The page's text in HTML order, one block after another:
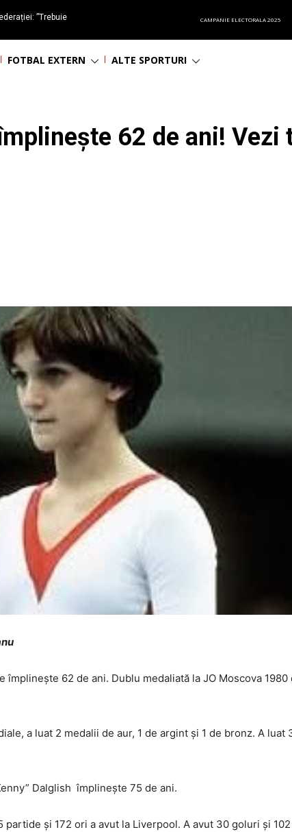
”Trebuie
CAMPANIE ELECTORALA 2025
FOTBAL EXTERN ALTE SPORTURI
62 de ani! Vezi
62 de ani. Dublu medaliată la JO Moscova 1980
a luat 2 medalii de aur, 1 de argint și 1 de bronz. A luat
Dalglish împlinește 75 de ani.
și 172 ori a avut la Liverpool. A avut 30 goluri și